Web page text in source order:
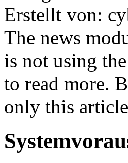
Erstellt von:
The news
is not using
to read more.
only this